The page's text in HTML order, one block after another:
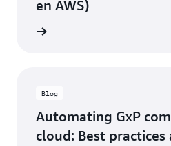
en AWS)
Blog
Automating GxP
cloud: Best practices